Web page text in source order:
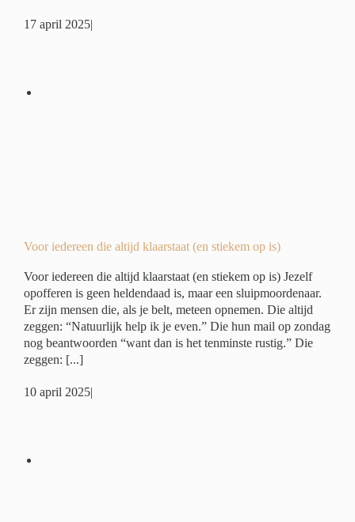
17 april 2025|
Voor iedereen die altijd klaarstaat (en stiekem op is)
Voor iedereen die altijd klaarstaat (en stiekem op is) Jezelf
opofferen is geen heldendaad is, maar een sluipmoordenaar.
Er zijn mensen die, als je belt, meteen opnemen. Die altijd
zeggen: “Natuurlijk help ik je even.” Die hun mail op zondag
nog beantwoorden “want dan is het tenminste rustig.” Die
zeggen: [...]
10 april 2025|